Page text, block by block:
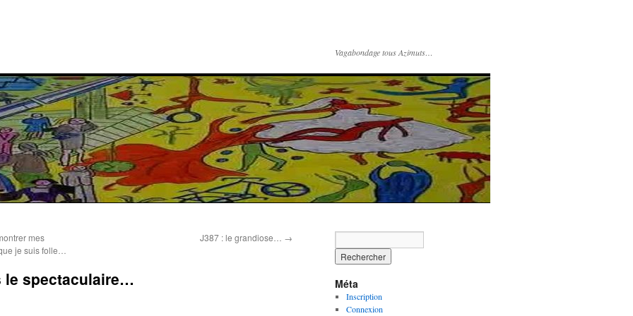
Vagabondage tous Azimuts…
mes
je suis folle…
J387 : le grandiose… →
le spectaculaire… Méta
Inscription
Connexion